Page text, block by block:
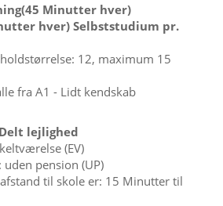
Minutter hver)
hver) Selbststudium pr.
12, maximum 15
fra A1 - Lidt kendskab
lejlighed
(EV)
uden pension (UP)
til skole er: 15 Minutter til